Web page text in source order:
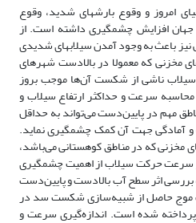
امروز و وقوع بارش­های شدید، وقوع
افزایش چشمگیری داشته است. از
باعث به وجود آمدن سیلاب­های شدیدی
مخزنی که معمولا در بالادست شهرهای
ناشی از شکست آن‌ها موجب بروز
سرعت و حداکثر ارتفاع سیلاب و
مهم در پایین‌دست می‌تواند به حداقل
آمادگی جهت آن کمک چشمگیری نماید.
مخزنی که در مناطق کوهستانی می‌باشد،
سرعت حرکت سیلاب از اهمیت چشمگیری
اثر سطح آب بالادست و پایین‌دست
موج حاصل از شبیه‌سازی شکست سد در
درجه ملایم پرداخته‌ شده است. اندازه‌گیری سرعت و